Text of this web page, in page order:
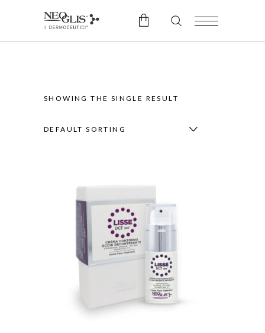
SHOWING THE SINGLE RESULT
DEFAULT SORTING